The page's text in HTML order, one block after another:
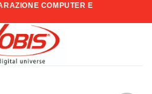
COMPUTER E